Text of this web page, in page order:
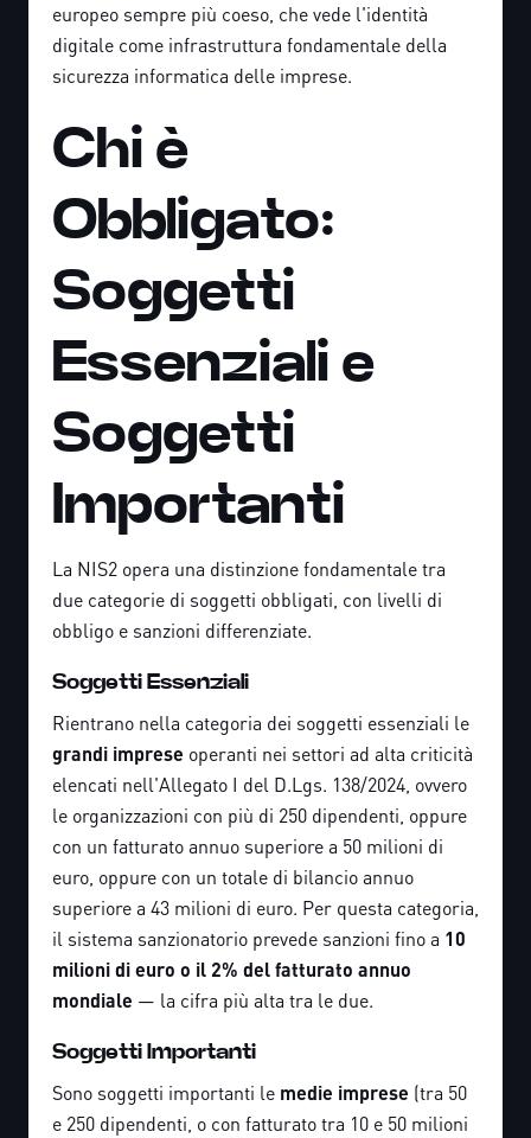
europeo sempre più coeso, che vede l'identità
digitale come infrastruttura fondamentale della
sicurezza informatica delle imprese.
Chi è
Obbligato:
Soggetti
Essenziali e
Soggetti
Importanti
La NIS2 opera una distinzione fondamentale tra
due categorie di soggetti obbligati, con livelli di
obbligo e sanzioni differenziate.
Soggetti Essenziali
Rientrano nella categoria dei soggetti essenziali le
grandi imprese operanti nei settori ad alta criticità
elencati nell'Allegato I del D.Lgs. 138/2024, ovvero
le organizzazioni con più di 250 dipendenti, oppure
con un fatturato annuo superiore a 50 milioni di
euro, oppure con un totale di bilancio annuo
superiore a 43 milioni di euro. Per questa categoria,
il sistema sanzionatorio prevede sanzioni fino a 10
milioni di euro o il 2% del fatturato annuo
mondiale — la cifra più alta tra le due.
Soggetti Importanti
Sono soggetti importanti le medie imprese (tra 50
e 250 dipendenti, o con fatturato tra 10 e 50 milioni